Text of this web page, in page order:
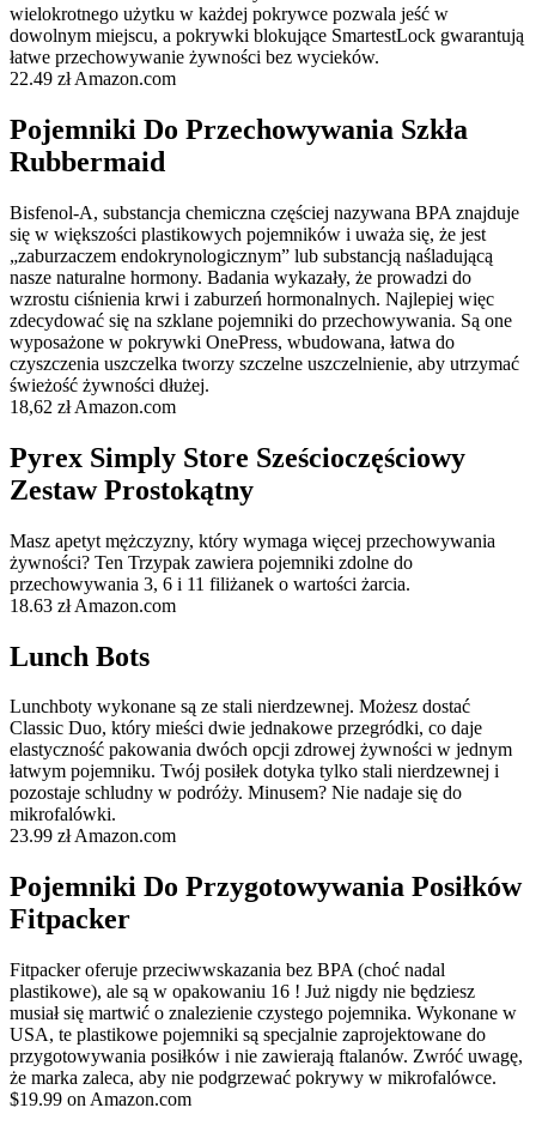
wielokrotnego użytku w każdej pokrywce pozwala jeść w
dowolnym miejscu, a pokrywki blokujące SmartestLock gwarantują
łatwe przechowywanie żywności bez wycieków.
22.49 zł Amazon.com
Pojemniki Do Przechowywania Szkła
Rubbermaid
Bisfenol-A, substancja chemiczna częściej nazywana BPA znajduje
się w większości plastikowych pojemników i uważa się, że jest
„zaburzaczem endokrynologicznym” lub substancją naśladującą
nasze naturalne hormony. Badania wykazały, że prowadzi do
wzrostu ciśnienia krwi i zaburzeń hormonalnych. Najlepiej więc
zdecydować się na szklane pojemniki do przechowywania. Są one
wyposażone w pokrywki OnePress, wbudowana, łatwa do
czyszczenia uszczelka tworzy szczelne uszczelnienie, aby utrzymać
świeżość żywności dłużej.
18,62 zł Amazon.com
Pyrex Simply Store Sześcioczęściowy
Zestaw Prostokątny
Masz apetyt mężczyzny, który wymaga więcej przechowywania
żywności? Ten Trzypak zawiera pojemniki zdolne do
przechowywania 3, 6 i 11 filiżanek o wartości żarcia.
18.63 zł Amazon.com
Lunch Bots
Lunchboty wykonane są ze stali nierdzewnej. Możesz dostać
Classic Duo, który mieści dwie jednakowe przegródki, co daje
elastyczność pakowania dwóch opcji zdrowej żywności w jednym
łatwym pojemniku. Twój posiłek dotyka tylko stali nierdzewnej i
pozostaje schludny w podróży. Minusem? Nie nadaje się do
mikrofalówki.
23.99 zł Amazon.com
Pojemniki Do Przygotowywania Posiłków
Fitpacker
Fitpacker oferuje przeciwwskazania bez BPA (choć nadal
plastikowe), ale są w opakowaniu 16 ! Już nigdy nie będziesz
musiał się martwić o znalezienie czystego pojemnika. Wykonane w
USA, te plastikowe pojemniki są specjalnie zaprojektowane do
przygotowywania posiłków i nie zawierają ftalanów. Zwróć uwagę,
że marka zaleca, aby nie podgrzewać pokrywy w mikrofalówce.
$19.99 on Amazon.com